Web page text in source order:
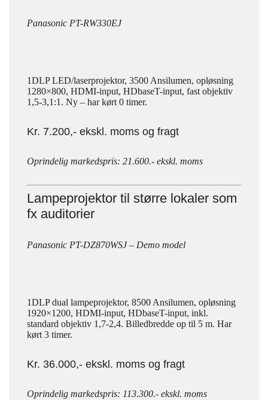
Panasonic PT-RW330EJ
1DLP LED/laserprojektor, 3500 Ansilumen, opløsning
1280×800, HDMI-input, HDbaseT-input, fast objektiv
1,5-3,1:1. Ny – har kørt 0 timer.
Kr. 7.200,- ekskl. moms og fragt
Oprindelig markedspris: 21.600.- ekskl. moms
Lampeprojektor til større lokaler som
fx auditorier
Panasonic PT-DZ870WSJ – Demo model
1DLP dual lampeprojektor, 8500 Ansilumen, opløsning
1920×1200, HDMI-input, HDbaseT-input, inkl.
standard objektiv 1,7-2,4. Billedbredde op til 5 m. Har
kørt 3 timer.
Kr. 36.000,- ekskl. moms og fragt
Oprindelig markedspris: 113.300.- ekskl. moms